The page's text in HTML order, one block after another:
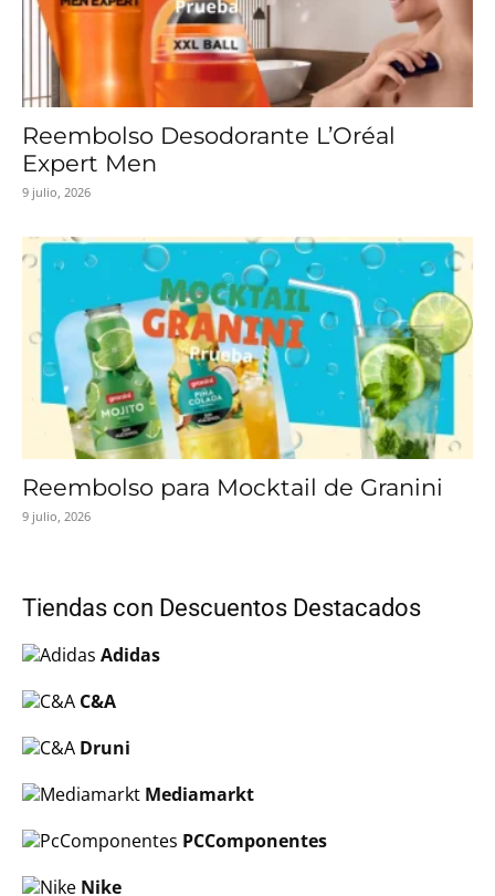
Reembolso Desodorante L’Oréal
Expert Men
9 julio, 2026
Reembolso para Mocktail de Granini
9 julio, 2026
Tiendas con Descuentos Destacados
Adidas
C&A
Druni
Mediamarkt
PCComponentes
Nike